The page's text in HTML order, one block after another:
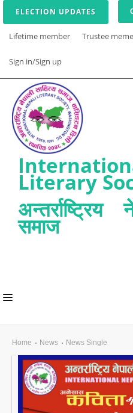
ELECTION UPDATES
Lifetime member Trustee
Sign in/Sign up
Literary
अन्तर्राष्ट्रिय
समाज
ABOUT US
INLS CHAPTER
MEMBERS
Home News News Single